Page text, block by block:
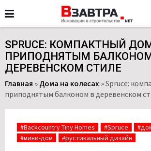
SPRUCE: КОМПАКТНЫЙ
ПРИПОДНЯТЫМ
ДЕРЕВЕНСКОМ СТИЛЕ
Главная » Дома на колесах »Spruce:
приподнятым балконом в деревенском
#Backcountry Tiny Homes #Spruce
#мини-дом
#рустикальный дизайн